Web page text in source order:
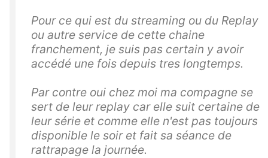
Pour ce qui est du streaming ou du Replay
ou autre service de cette chaine
franchement, je suis pas certain y avoir
accédé une fois depuis tres longtemps.
Par contre oui chez moi ma compagne se
sert de leur replay car elle suit certaine de
leur série et comme elle n'est pas toujours
disponible le soir et fait sa séance de
rattrapage la journée.